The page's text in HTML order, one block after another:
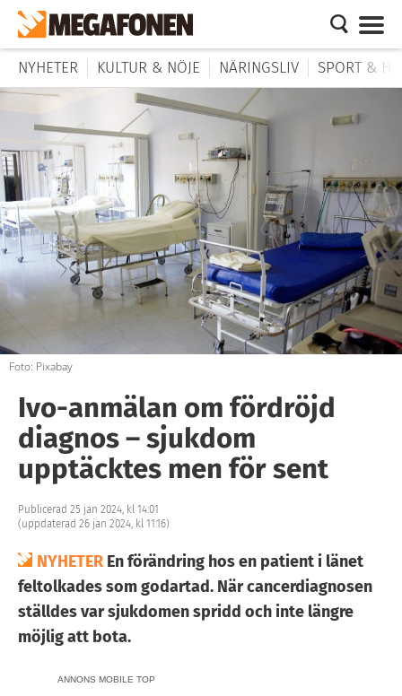
NYHETER KULTUR & NÖJE NÄRINGSLIV SPORT &
Foto: Pixabay
Ivo-anmälan om fördröjd
diagnos – sjukdom
upptäcktes men för sent
Publicerad 25 jan 2024, kl 14:01
(uppdaterad 26 jan 2024, kl 11:16)
NYHETER En förändring hos en patient i länet
feltolkades som godartad. När cancerdiagnosen
ställdes var sjukdomen spridd och inte längre
möjlig att bota.
ANNONS MOBILE TOP